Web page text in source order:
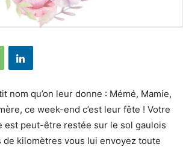
nom qu’on leur donne : Mémé, Mamie,
ce week-end c’est leur fête ! Votre
est peut-être restée sur le sol gaulois
de kilomètres vous lui envoyez toute